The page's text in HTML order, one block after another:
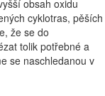
obsah oxidu
cyklotras, pěších
že se do
tolik potřebné a
se naschledanou v